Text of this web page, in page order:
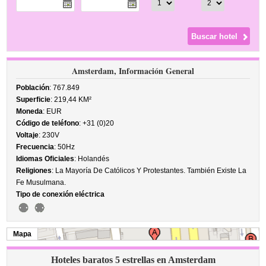
Amsterdam, Información General
Población: 767.849
Superficie: 219,44 KM²
Moneda: EUR
Código de teléfono: +31 (0)20
Voltaje: 230V
Frecuencia: 50Hz
Idiomas Oficiales: Holandés
Religiones: La Mayoría De Católicos Y Protestantes. También Existe La
Fe Musulmana.
Tipo de conexión eléctrica
Mapa
Hoteles baratos 5 estrellas en Amsterdam